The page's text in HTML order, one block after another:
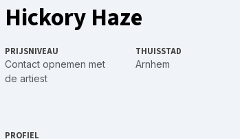
Hickory Haze
PRIJSNIVEAU
Contact opnemen met
de artiest
THUISSTAD
Arnhem
PROFIEL